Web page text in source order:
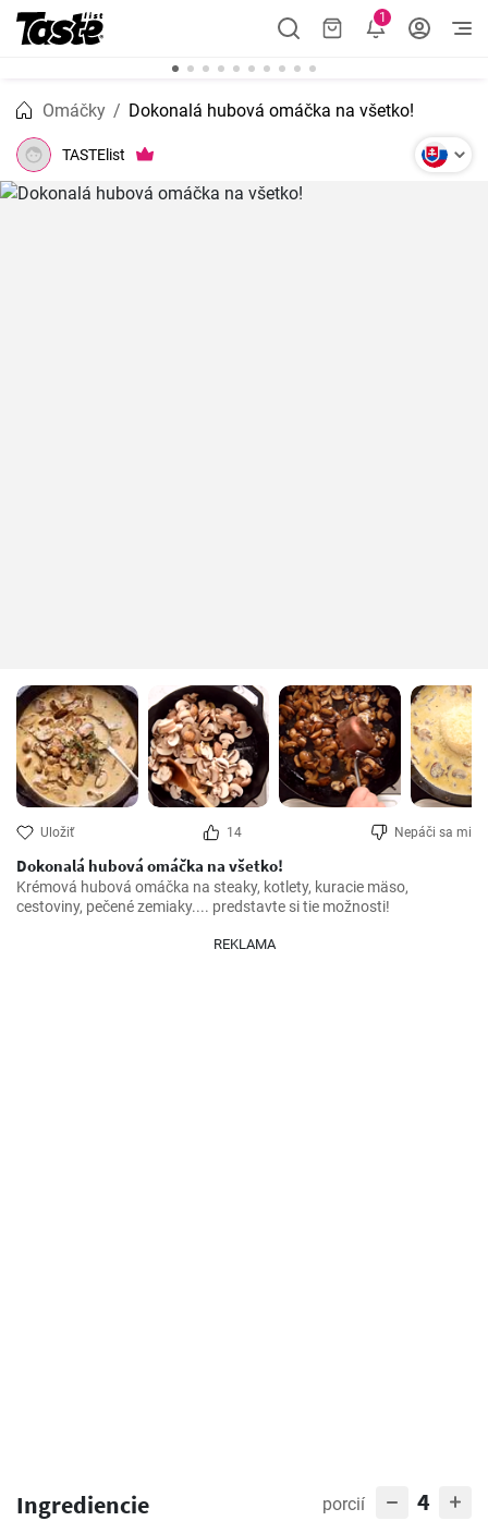
1
Omáčky Dokonalá hubová omáčka na všetko!
TASTElist
Uložiť 14 Nepáči sa mi
Dokonalá hubová omáčka na všetko!
Krémová hubová omáčka na steaky, kotlety, kuracie mäso,
cestoviny, pečené zemiaky.... predstavte si tie možnosti!
REKLAMA
Ingrediencie porcií 4